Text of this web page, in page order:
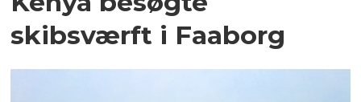
skibsværft i Faaborg